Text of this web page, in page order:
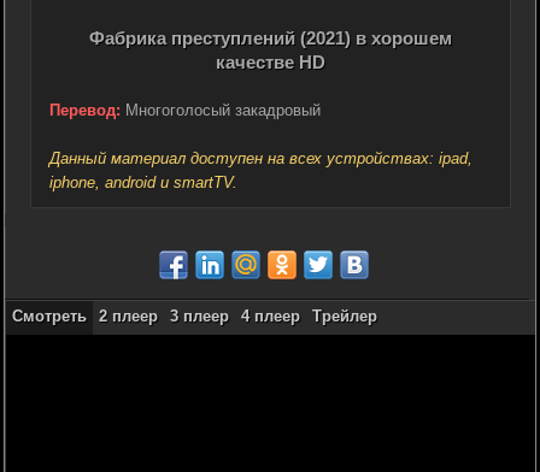
Фабрика преступлений (2021) в хорошем
качестве HD
Перевод: Многоголосый закадровый
Данный материал доступен на всех устройствах: ipad,
iphone, android и smartTV.
Смотреть 2 плеер 3 плеер 4 плеер Трейлер